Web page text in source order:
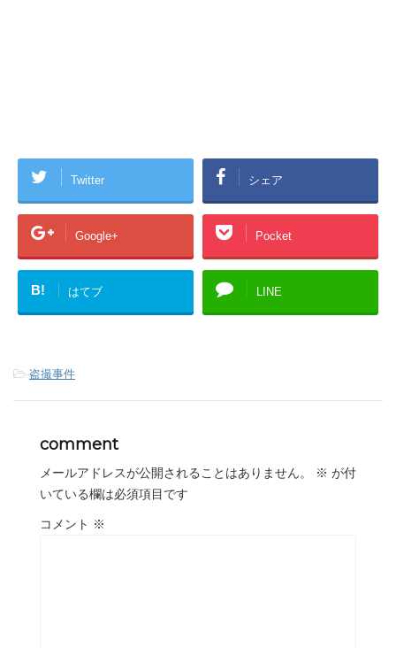
Twitter シェア
Google+ Pocket
B! はてブ LINE
-盗撮事件
comment
メールアドレスが公開されることはありません。 ※ が付
いている欄は必須項目です
コメント ※